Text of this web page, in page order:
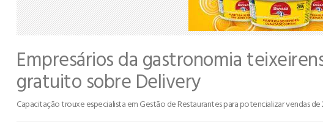
Empresários da gastronomia
gratuito sobre Delivery
Capacitação trouxe especialista em Gestão de Restaurantes para potencializar vendas